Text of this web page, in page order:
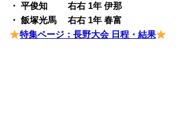
・ 平俊知 右右 1年 伊那
・ 飯塚光馬 右右 1年 春富
特集ページ：長野大会 日程・結果